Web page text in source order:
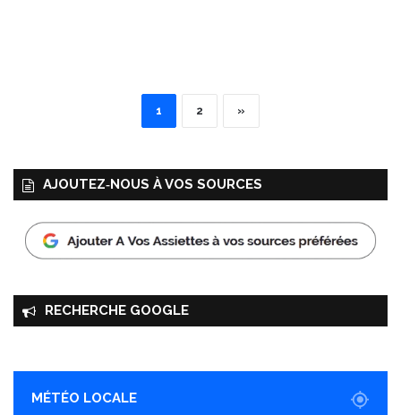
1 2 »
AJOUTEZ‑NOUS À VOS SOURCES
RECHERCHE GOOGLE
MÉTÉO LOCALE